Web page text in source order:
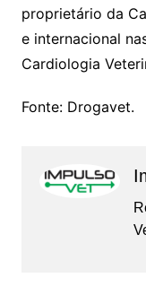
proprietário da
e internacional
Cardiologia
Fonte: Drogavet.